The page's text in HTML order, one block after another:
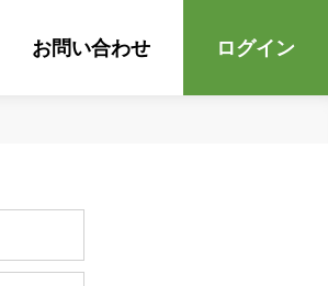
お問い合わせ ログイン